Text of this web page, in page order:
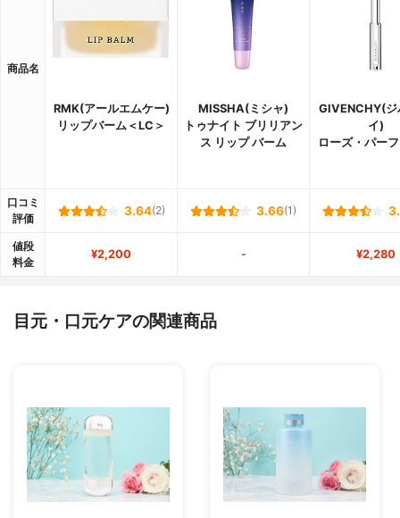
商品名
RMK(アールエムケー)
リップバーム＜LC＞
MISSHA(ミシャ)
トゥナイト ブリリアン
ス リップ バーム
GIVENCHY(ジ
イ)
ローズ・パー
口コミ
評価
3.64(2) 3.66(1)
値段
料金
¥2,200 - ¥2,280
目元・口元ケアの関連商品